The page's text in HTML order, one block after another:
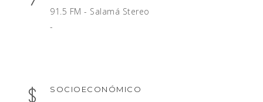
91.5 FM - Salamá Stereo
-
SOCIOECONÓMICO